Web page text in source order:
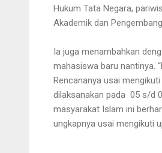
Hukum Tata Negara,
Akademik dan
Ia juga menambahkan
mahasiswa baru nantinya.
Rencananya usai
dilaksanakan pada 05 s/d
masyarakat Islam ini
ungkapnya usai mengikuti